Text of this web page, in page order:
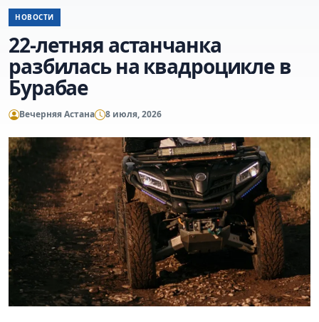
НОВОСТИ
22-летняя астанчанка
разбилась на квадроцикле в
Бурабае
Вечерняя Астана 8 июля, 2026